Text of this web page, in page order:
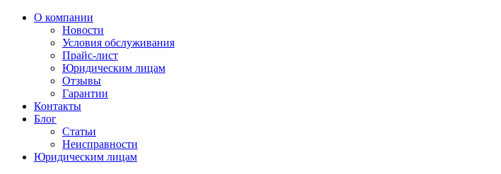
О компании
Новости
Условия обслуживания
Прайс-лист
Юридическим лицам
Отзывы
Гарантии
Контакты
Блог
Статьи
Неисправности
Юридическим лицам